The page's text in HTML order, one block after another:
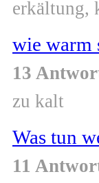
erkältung,
wie warm
13
zu kalt
Was tun
11